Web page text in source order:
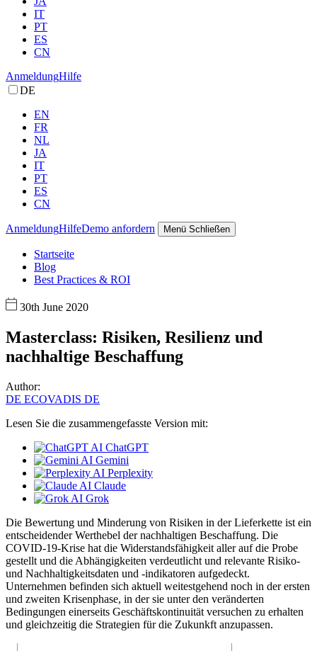
IT
PT
ES
CN
AnmeldungHilfe
DE
EN
FR
NL
JA
IT
PT
ES
CN
AnmeldungHilfeDemo anfordern Menü Schließen
Startseite
Blog
Best Practices & ROI
30th June 2020
Masterclass: Risiken, Resilienz und
nachhaltige Beschaffung
Author:
DE ECOVADIS DE
Lesen Sie die zusammengefasste Version mit:
ChatGPT
Gemini
Perplexity
Claude
Grok
Die Bewertung und Minderung von Risiken in der Lieferkette ist ein
entscheidender Werthebel der nachhaltigen Beschaffung. Die
COVID-19-Krise hat die Widerstandsfähigkeit aller auf die Probe
gestellt und die Abhängigkeiten verdeutlicht und relevante Risiko-
und Nachhaltigkeitsdaten und -indikatoren aufgedeckt.
Unternehmen befinden sich aktuell weitestgehend noch in der ersten
und zweiten Krisenphase, in der sie unter den veränderten
Bedingungen einerseits Geschäftskontinuität versuchen zu erhalten
und gleichzeitig die Strategien für die Zukunkft anzupassen.